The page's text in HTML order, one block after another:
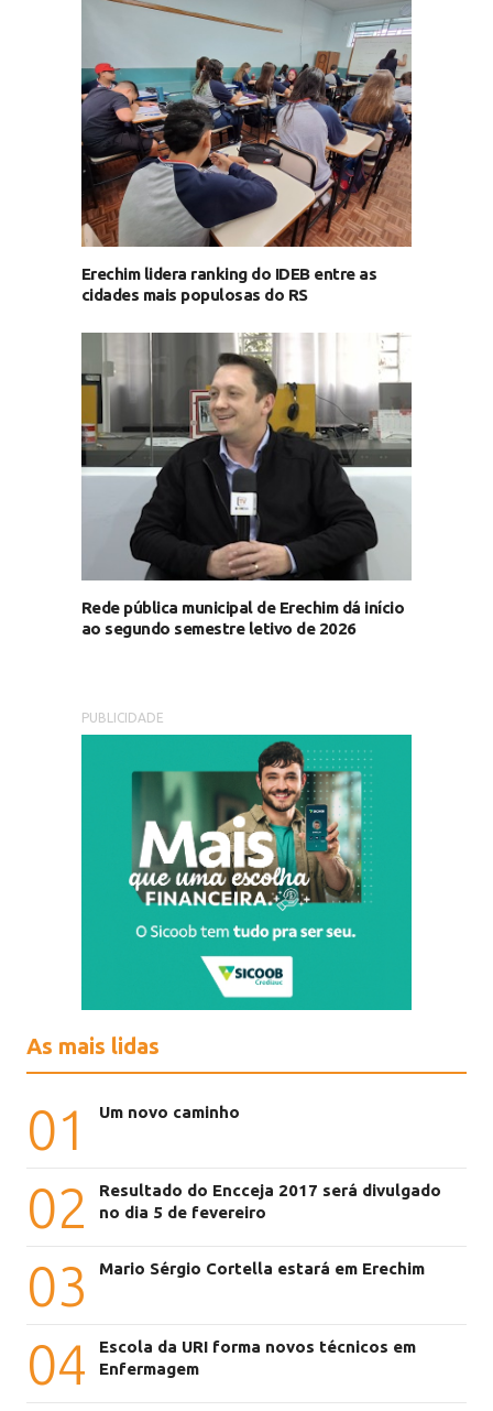
Erechim lidera ranking do IDEB entre as
cidades mais populosas do RS
Rede pública municipal de Erechim dá início
ao segundo semestre letivo de 2026
PUBLICIDADE
As mais lidas
01 Um novo caminho
02
Resultado do Encceja 2017 será divulgado
no dia 5 de fevereiro
03 Mario Sérgio Cortella estará em Erechim
04
Escola da URI forma novos técnicos em
Enfermagem